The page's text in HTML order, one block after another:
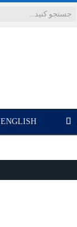
ENGLISH